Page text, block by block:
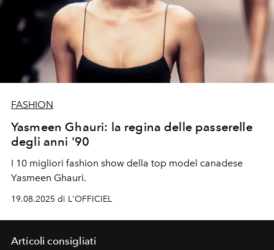
FASHION
Yasmeen Ghauri: la regina delle passerelle
degli anni '90
I 10 migliori fashion show della top model canadese
Yasmeen Ghauri.
19.08.2025 di L'OFFICIEL
Articoli consigliati